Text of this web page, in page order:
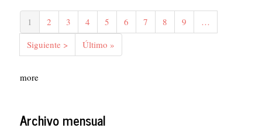
Paginación
Página
actual
1 Página
2 Página
3 Página
4 Página
5 Página
6 Página
7 Página
8 Página
9
…
Siguiente
página
Siguiente >
Última
página
Último »
more
Archivo mensual